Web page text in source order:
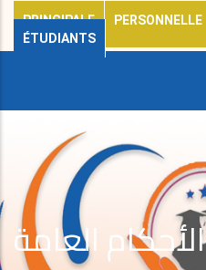
PRINCIPALE
PERSONNELLE
ÉTUDIANTS
الأحكام العامة